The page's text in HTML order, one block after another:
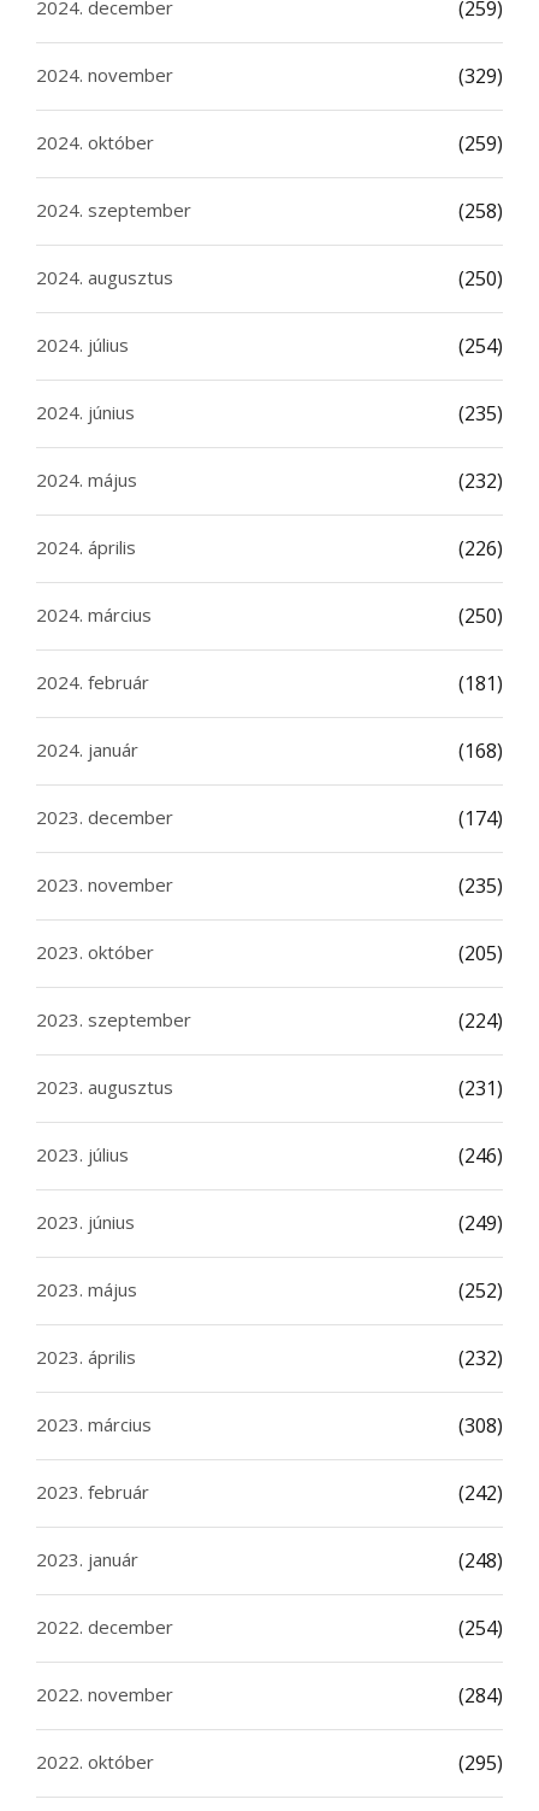
2024. december (259)
2024. november (329)
2024. október (259)
2024. szeptember (258)
2024. augusztus (250)
2024. július (254)
2024. június (235)
2024. május (232)
2024. április (226)
2024. március (250)
2024. február (181)
2024. január (168)
2023. december (174)
2023. november (235)
2023. október (205)
2023. szeptember (224)
2023. augusztus (231)
2023. július (246)
2023. június (249)
2023. május (252)
2023. április (232)
2023. március (308)
2023. február (242)
2023. január (248)
2022. december (254)
2022. november (284)
2022. október (295)